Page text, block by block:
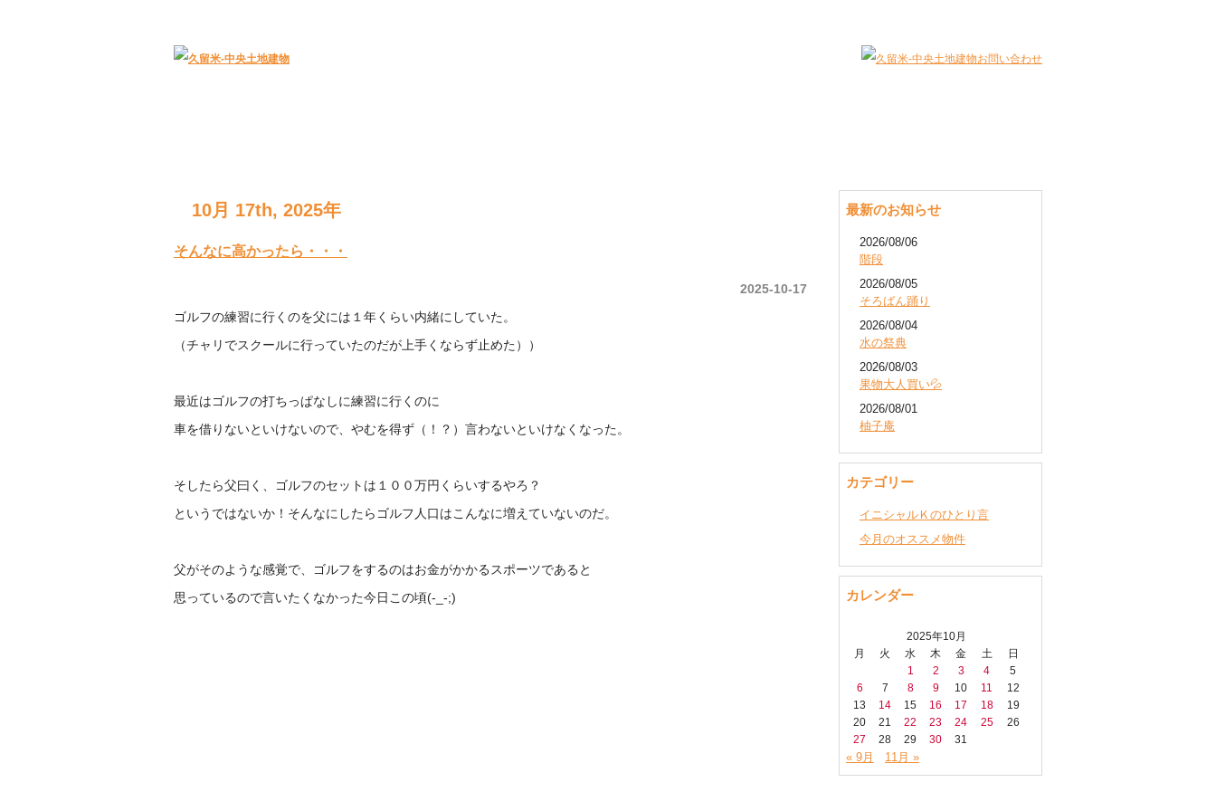
10月 17th, 2025年
そんなに高かったら・・・
2025-10-17
ゴルフの練習に行くのを父には１年くらい内緒にしていた。
（チャリでスクールに行っていたのだが上手くならず止めた））
最近はゴルフの打ちっぱなしに練習に行くのに
車を借りないといけないので、やむを得ず（！？）言わないといけなくなった。
そしたら父曰く、ゴルフのセットは１００万円くらいするやろ？
というではないか！そんなにしたらゴルフ人口はこんなに増えていないのだ。
父がそのような感覚で、ゴルフをするのはお金がかかるスポーツであると
思っているので言いたくなかった今日この頃(-_-;)
最新のお知らせ
2026/08/06
階段
2026/08/05
そろばん踊り
2026/08/04
水の祭典
2026/08/03
果物大人買い💦
2026/08/01
柚子庵
カテゴリー
イニシャルＫのひとり言
今月のオススメ物件
カレンダー
2025年10月
月
火 水 木 金 土
日
1
2 3 4
5
6
7 8 9 10 11
12
13
14 15 16 17 18
19
20
21 22 23 24 25
26
27
28 29 30 31
« 9月 11月 »